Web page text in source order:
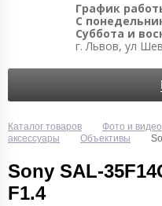
График
С
Суббота и
г. Львов, ул
Каталог товаров Фото и видео
аксессуары
Объективы
Sony SAL-
F1.4